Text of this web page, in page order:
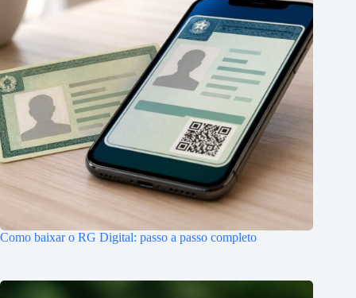
Como baixar o RG Digital: passo a passo completo